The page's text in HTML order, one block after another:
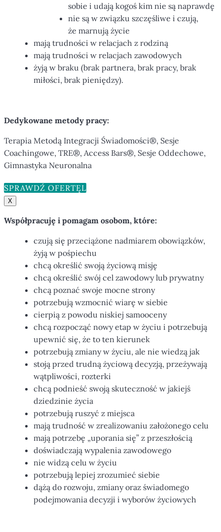
sobie i udają kogoś kim nie są naprawdę
nie są w związku szczęśliwe i czują,
że marnują życie
mają trudności w relacjach z rodziną
mają trudności w relacjach zawodowych
żyją w braku (brak partnera, brak pracy, brak
miłości, brak pieniędzy).
Dedykowane metody pracy:
Terapia Metodą Integracji Świadomości®, Sesje
Coachingowe, TRE®, Access Bars®, Sesje Oddechowe,
Gimnastyka Neuronalna
SPRAWDŹ OFERTĘ
X
Współpracuję i pomagam osobom, które:
czują się przeciążone nadmiarem obowiązków,
żyją w pośpiechu
chcą określić swoją życiową misję
chcą określić swój cel zawodowy lub prywatny
chcą poznać swoje mocne strony
potrzebują wzmocnić wiarę w siebie
cierpią z powodu niskiej samooceny
chcą rozpocząć nowy etap w życiu i potrzebują
upewnić się, że to ten kierunek
potrzebują zmiany w życiu, ale nie wiedzą jak
stoją przed trudną życiową decyzją, przeżywają
wątpliwości, rozterki
chcą podnieść swoją skuteczność w jakiejś
dziedzinie życia
potrzebują ruszyć z miejsca
mają trudność w zrealizowaniu założonego celu
mają potrzebę „uporania się” z przeszłością
doświadczają wypalenia zawodowego
nie widzą celu w życiu
potrzebują lepiej zrozumieć siebie
dążą do rozwoju, zmiany oraz świadomego
podejmowania decyzji i wyborów życiowych